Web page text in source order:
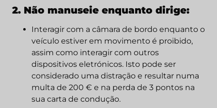
2. Não manuseie enquanto dirige:
Interagir com a câmara de bordo enquanto o
veículo estiver em movimento é proibido,
assim como interagir com outros
dispositivos eletrónicos. Isto pode ser
considerado uma distração e resultar numa
multa de 200 € e na perda de 3 pontos na
sua carta de condução.